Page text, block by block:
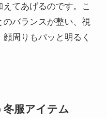
えてあげるのです。こ
バランスが整い、視
周りもパッと明るく
服アイテム